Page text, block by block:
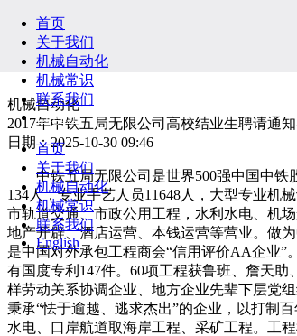
首页
关于我们
机械自动化
机械常识
联系我们
English
首页
关于我们
机械自动化
机械常识
联系我们
English
机械自动化
2017年中铁五局无限公司高校结业生聘请通
日期：2025-10-30 09:46
中铁五局无限公司是世界500强中国中铁股
134人，专业手艺人员11648人，大型专业机
市轨道交通、市政公用工程，水利水电、机
地产开辟、酒店运营、本钱运营等营业。做
是中国对外承包工程商会“信用评价AA企业”
有国度专利147件。60项工程获鲁班、詹天
样劳动关系协调企业、地方企业先辈下层党
秉承“怯于逾越、逃求杰出”的企业，以打制
水电、口岸航道取海岸工程、采矿工程。工